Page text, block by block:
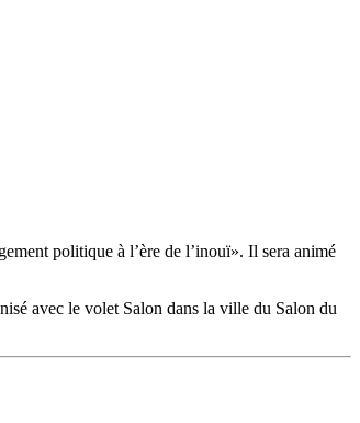
politique à l’ère de l’inouï». Il sera animé
avec le volet Salon dans la ville du Salon du